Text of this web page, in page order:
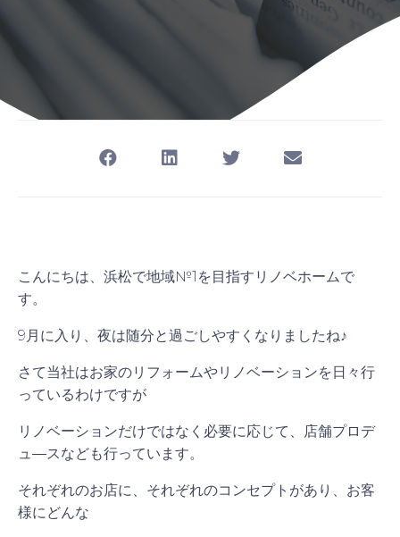
こんにちは、浜松で地域№1を目指すリノベホームで
す。
9月に入り、夜は随分と過ごしやすくなりましたね♪
さて当社はお家のリフォームやリノベーションを日々行
っているわけですが
リノベーションだけではなく必要に応じて、店舗プロデ
ュ―スなども行っています。
それぞれのお店に、それぞれのコンセプトがあり、お客
様にどんな